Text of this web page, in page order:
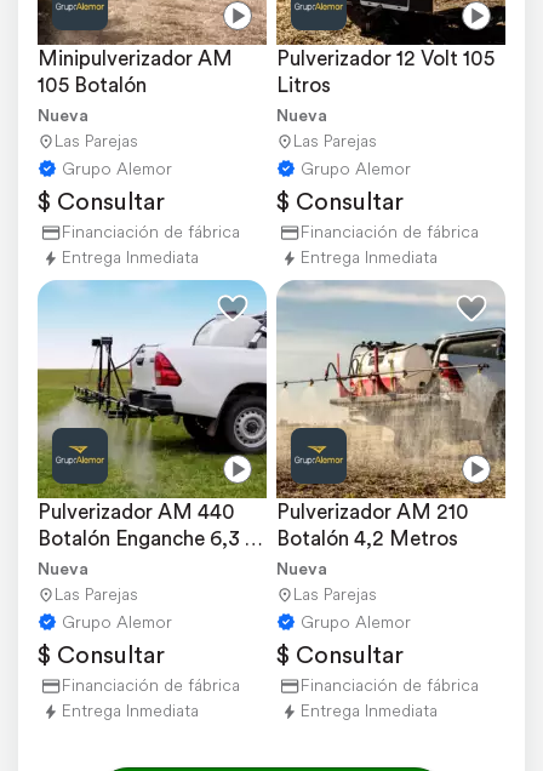
Minipulverizador AM
105 Botalón
Nueva
Las Parejas
Grupo Alemor
$ Consultar
Financiación de fábrica
Entrega Inmediata
Pulverizador 12 Volt 105
Litros
Nueva
Las Parejas
Grupo Alemor
$ Consultar
Financiación de fábrica
Entrega Inmediata
Pulverizador AM 440
Botalón Enganche 6,3
Metros
Nueva
Las Parejas
Grupo Alemor
$ Consultar
Financiación de fábrica
Entrega Inmediata
Pulverizador AM 210
Botalón 4,2 Metros
Nueva
Las Parejas
Grupo Alemor
$ Consultar
Financiación de fábrica
Entrega Inmediata